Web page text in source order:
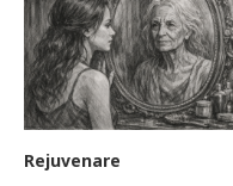
Rejuvenare